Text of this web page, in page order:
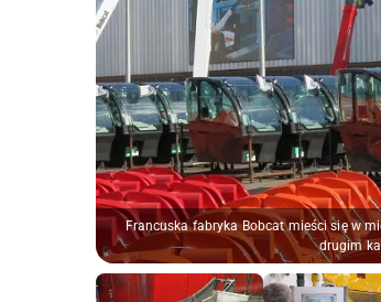
Francuska fabryka Bobcat mieści się w
drugim